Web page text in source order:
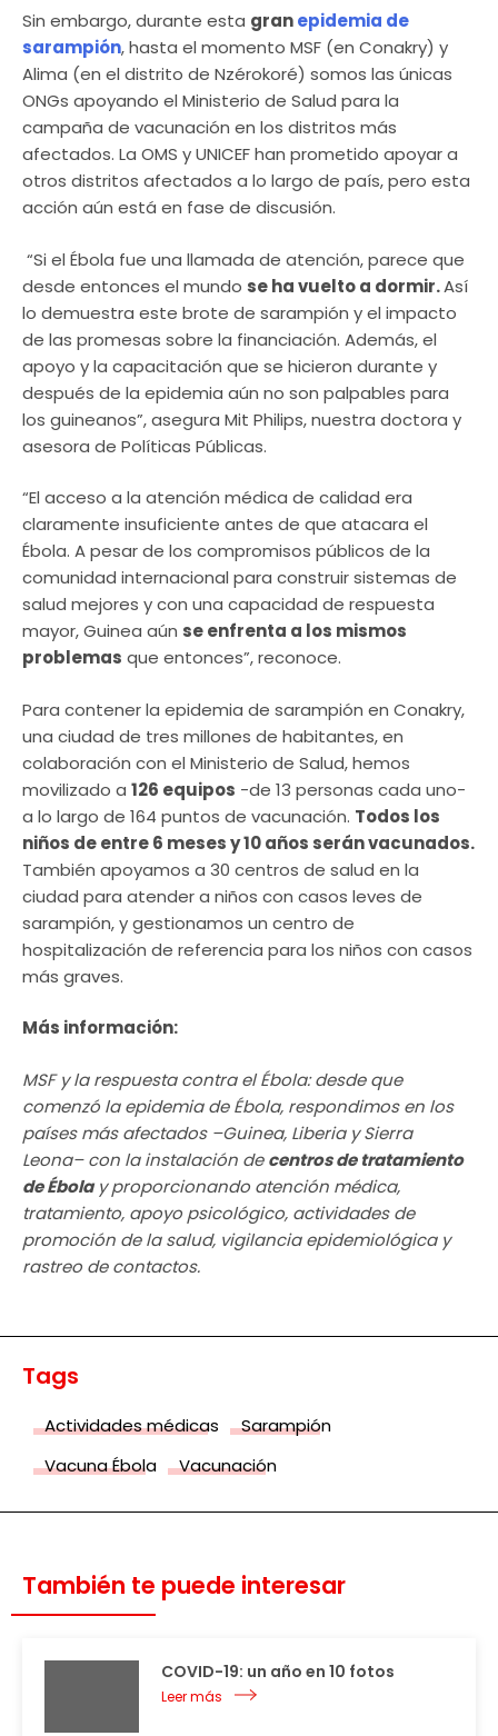
Sin embargo, durante esta granepidemia de
sarampión, hasta el momento MSF (en Conakry) y
Alima (en el distrito de Nzérokoré) somos las únicas
ONGs apoyando el Ministerio de Salud para la
campaña de vacunación en los distritos más
afectados. La OMS y UNICEF han prometido apoyar a
otros distritos afectados a lo largo de país, pero esta
acción aún está en fase de discusión.
“Si el Ébola fue una llamada de atención, parece que
desde entonces el mundo se ha vuelto a dormir.Así
lo demuestra este brote de sarampión y el impacto
de las promesas sobre la financiación. Además, el
apoyo y la capacitación que se hicieron durante y
después de la epidemia aún no son palpables para
los guineanos”, asegura Mit Philips, nuestra doctora y
asesora de Políticas Públicas.
“El acceso a la atención médica de calidad era
claramente insuficiente antes de que atacara el
Ébola. A pesar de los compromisos públicos de la
comunidad internacional para construir sistemas de
salud mejores y con una capacidad de respuesta
mayor, Guinea aún se enfrenta a los mismos
problemas que entonces”, reconoce.
Para contener la epidemia de sarampión en Conakry,
una ciudad de tres millones de habitantes, en
colaboración con el Ministerio de Salud, hemos
movilizado a 126 equipos -de 13 personas cada uno-
a lo largo de 164 puntos de vacunación. Todos los
niños de entre 6 meses y 10 años serán vacunados.
También apoyamos a 30 centros de salud en la
ciudad para atender a niños con casos leves de
sarampión, y gestionamos un centro de
hospitalización de referencia para los niños con casos
más graves.
Más información:
MSF y la respuesta contra el Ébola: desde que
comenzó la epidemia de Ébola, respondimos en los
países más afectados –Guinea, Liberia y Sierra
Leona– con la instalación decentros de tratamiento
de Ébolay proporcionando atención médica,
tratamiento, apoyo psicológico, actividades de
promoción de la salud, vigilancia epidemiológica y
rastreo de contactos.
Tags
Actividades médicas
Sarampión
Vacuna Ébola
Vacunación
También te puede interesar
COVID-19: un año en 10 fotos
Leer más